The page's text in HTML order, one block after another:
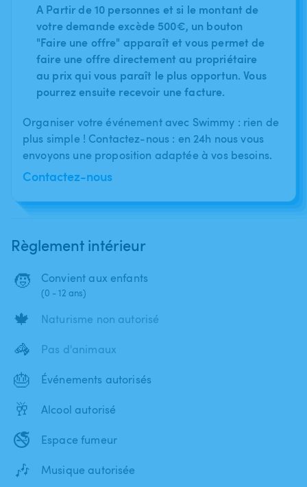
A Partir de 10 personnes et si le montant de
votre demande excède 500€, un bouton
"Faire une offre" apparaît et vous permet de
faire une offre directement au propriétaire
au prix qui vous paraît le plus opportun. Vous
pourrez ensuite recevoir une facture.
Organiser votre événement avec Swimmy : rien de
plus simple ! Contactez-nous : en 24h nous vous
envoyons une proposition adaptée à vos besoins.
Contactez-nous
Règlement intérieur
🧒 Convient aux enfants
(0 - 12 ans)
🍁 Naturisme non autorisé
🦓 Pas d'animaux
🎂 Événements autorisés
🥂 Alcool autorisé
🚭 Espace fumeur
🎶 Musique autorisée